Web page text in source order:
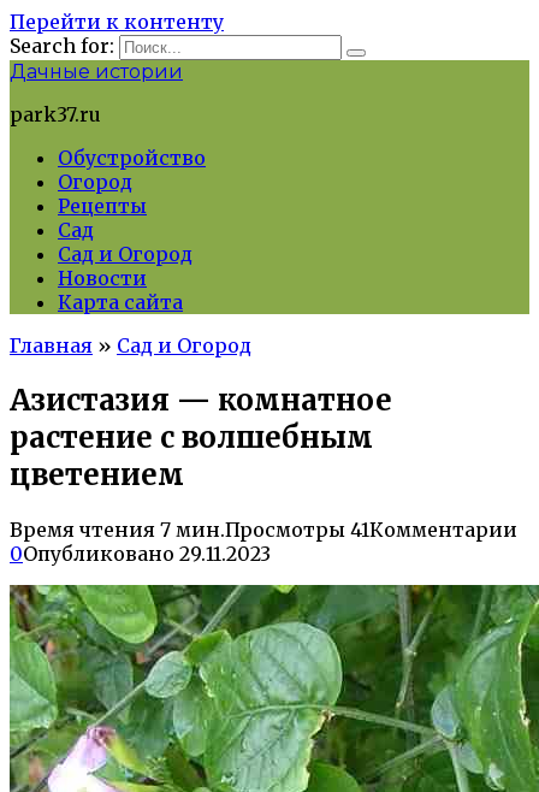
Перейти к контенту
Search for:
Дачные истории
park37.ru
Обустройство
Огород
Рецепты
Сад
Сад и Огород
Новости
Карта сайта
Главная » Сад и Огород
Азистазия — комнатное
растение с волшебным
цветением
Время чтения 7 мин.Просмотры 41Комментарии
0Опубликовано 29.11.2023